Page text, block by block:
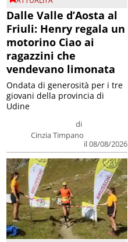
Dalle Valle d’Aosta al
Friuli: Henry regala un
motorino Ciao ai
ragazzini che
vendevano limonata
di
Cinzia Timpano
il 08/08/2026
Ondata di generosità per i tre
giovani della provincia di
Udine